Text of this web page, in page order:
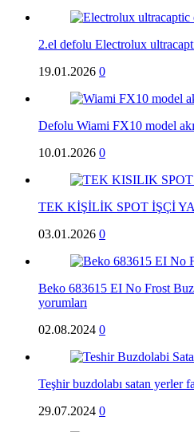
2.el defolu Electrolux
19.01.2026 0
Defolu Wiami FX10 model
10.01.2026 0
TEK KİŞİLİK SPOT İŞÇİ
03.01.2026 0
Beko 683615 EI No Frost
yorumları
02.08.2024 0
Teşhir buzdolabı satan yerler
29.07.2024 0